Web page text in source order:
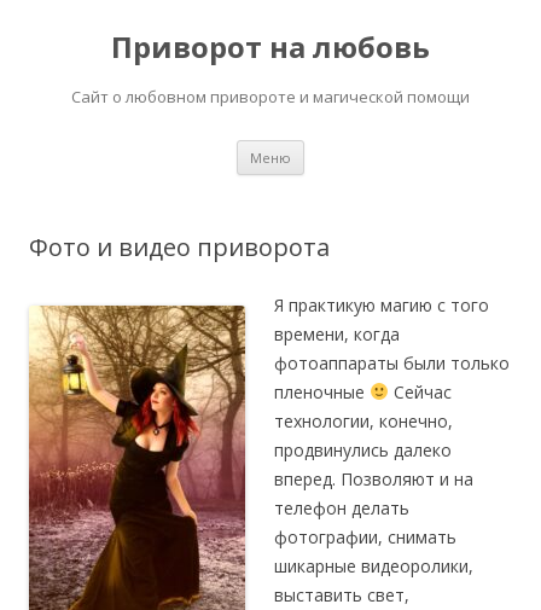
Приворот на любовь
Сайт о любовном привороте и магической помощи
Меню
Фото и видео приворота
Я практикую магию с того
времени, когда
фотоаппараты были только
пленочные
Сейчас
технологии, конечно,
продвинулись далеко
вперед. Позволяют и на
телефон делать
фотографии, снимать
шикарные видеоролики,
выставить свет,